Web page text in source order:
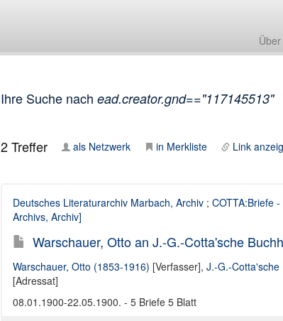
Ihre Suche nach ead.creator.gnd=="117145513"
2Treffer als Netzwerk in Merkliste Link
Deutsches Literaturarchiv Marbach, Archiv; COTTA:Briefe
Archivs, Archiv]
Warschauer, Otto an J.-G.-Cotta'sche
Warschauer, Otto (1853-1916) [Verfasser], J.-G.-
[Adressat]
08.01.1900-22.05.1900. - 5 Briefe 5 Blatt